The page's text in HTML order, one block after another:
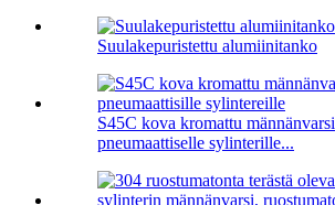
Suulakepuristettu alumiinitanko
S45C kova kromattu männänvarsi
pneumaattiselle sylinterille...